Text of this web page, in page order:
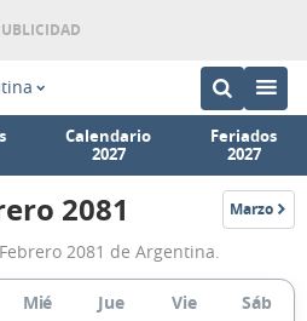
Calendario
2027
Feriados
2027
Calendario
Lunar
Febrero
2081 Marzo
2081
2081 de Argentina.
Mié Jue Vie Sáb